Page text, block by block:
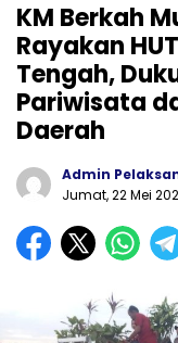
KM Berkah
Rayakan
Tengah,
Pariwisata
Daerah
Admin
Jumat, 22 Mei